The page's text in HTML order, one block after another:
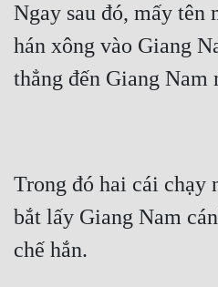
Ngay sau đó, mấy tên
hán xông vào Giang
thẳng đến Giang Nam
Trong đó hai cái chạy
bắt lấy Giang Nam
chế hắn.